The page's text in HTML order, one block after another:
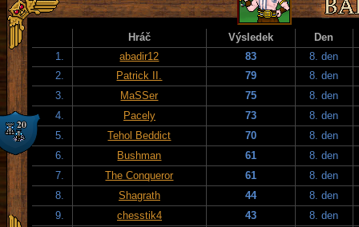
Hráč Výsledek
Den
1.
abadir12 83
8. den
2.
Patrick II. 79
8. den
3.
MaSSer 75
8. den
4.
Pacely 73
8. den
5.
Tehol Beddict 70
8. den
6.
Bushman 61
8. den
7.
The Conqueror 61
8. den
8.
Shagrath 44
8. den
9.
chesstik4 43
8. den